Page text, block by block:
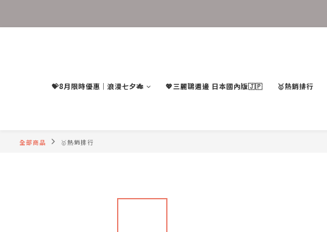
💝8月限時優惠｜浪漫七夕🎋 💖三麗鷗週邊 日本國內版🇯🇵 🥇熱銷排行
全部商品 🥇熱銷排行